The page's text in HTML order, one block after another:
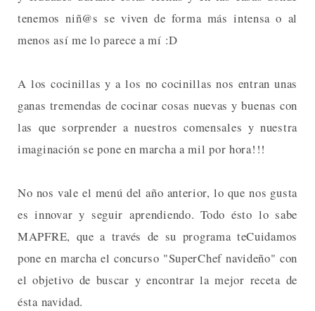
tenemos niñ@s se viven de forma más intensa o al
menos así me lo parece a mí :D
A los cocinillas y a los no cocinillas nos entran unas
ganas tremendas de cocinar cosas nuevas y buenas con
las que sorprender a nuestros comensales y nuestra
imaginación se pone en marcha a mil por hora!!!
No nos vale el menú del año anterior, lo que nos gusta
es innovar y seguir aprendiendo. Todo ésto lo sabe
MAPFRE, que a través de su programa teCuidamos
pone en marcha el concurso "SuperChef navideño" con
el objetivo de buscar y encontrar la mejor receta de
ésta navidad.